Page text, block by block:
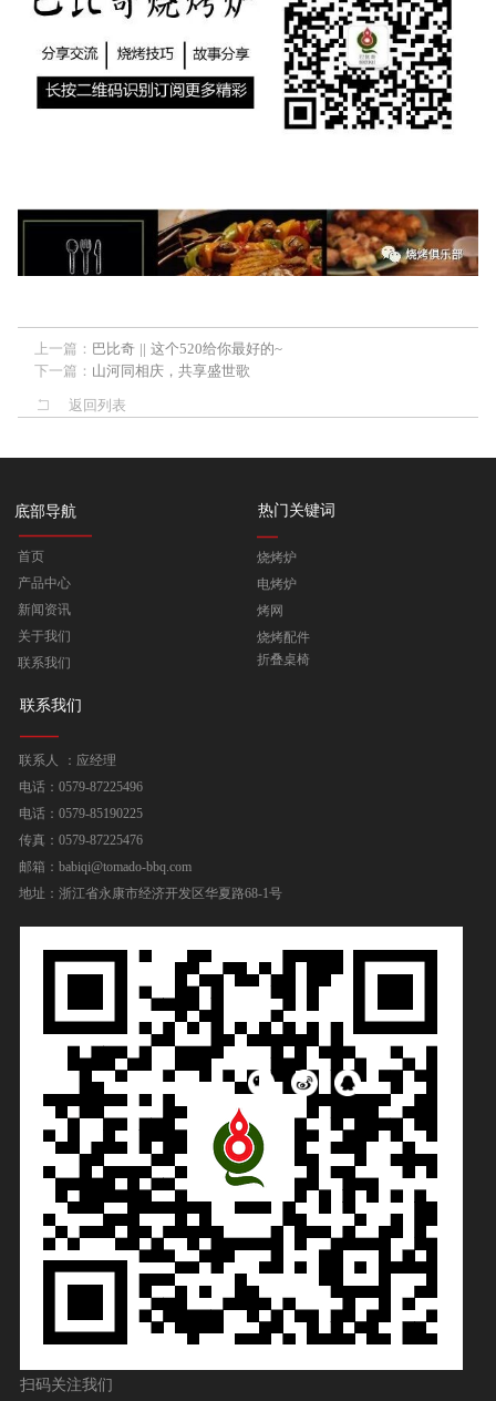
上一篇： 巴比奇 || 这个520给你最好的~
下一篇： 山河同相庆，共享盛世歌
返回列表
底部导航
首页
产品中心
新闻资讯
关于我们
联系我们
热门关键词
烧烤炉
电烤炉
烤网
烧烤配件
折叠桌椅
联系我们
联系人 ：应经理
电话：0579-87225496
电话：0579-85190225
传真：0579-87225476
邮箱：babiqi@tomado-bbq.com
地址：浙江省永康市经济开发区华夏路68-1号
扫码关注我们